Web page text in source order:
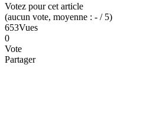
Votez pour cet article
(aucun vote, moyenne : - / 5)
653Vues
0
Vote
Partager